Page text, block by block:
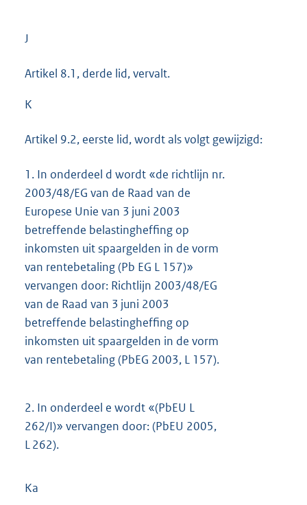
J
Artikel 8.1, derde lid, vervalt.
K
Artikel 9.2, eerste lid, wordt als volgt gewijzigd:
1. In onderdeel d wordt «de richtlijn nr.
2003/48/EG van de Raad van de
Europese Unie van 3 juni 2003
betreffende belastingheffing op
inkomsten uit spaargelden in de vorm
van rentebetaling (Pb EG L 157)»
vervangen door: Richtlijn 2003/48/EG
van de Raad van 3 juni 2003
betreffende belastingheffing op
inkomsten uit spaargelden in de vorm
van rentebetaling (PbEG 2003, L 157).
2. In onderdeel e wordt «(PbEU L
262/I)» vervangen door: (PbEU 2005,
L 262).
Ka